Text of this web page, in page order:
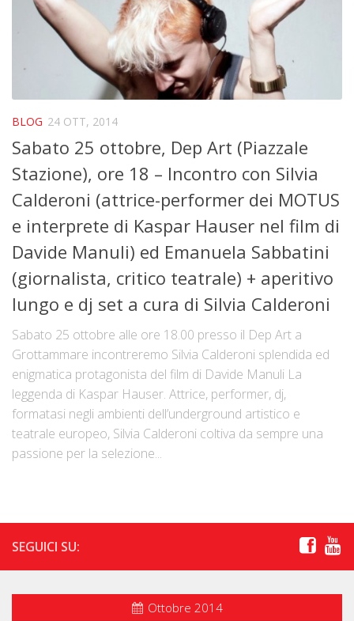
La storia
Rassegne
Collabora con noi
Contatti
Crowdfunding Dona Vedi Dici
BLOG 24 OTT, 2014
Sabato 25 ottobre, Dep Art (Piazzale
Stazione), ore 18 – Incontro con Silvia
Calderoni (attrice-performer dei MOTUS
e interprete di Kaspar Hauser nel film di
Davide Manuli) ed Emanuela Sabbatini
(giornalista, critico teatrale) + aperitivo
lungo e dj set a cura di Silvia Calderoni
Sabato 25 ottobre alle ore 18.00 presso il Dep Art a
Grottammare incontreremo Silvia Calderoni splendida ed
enigmatica protagonista del film di Davide Manuli La
leggenda di Kaspar Hauser. Attrice, performer, dj,
formatasi negli ambienti dell’underground artistico e
teatrale europeo, Silvia Calderoni coltiva da sempre una
passione per la selezione...
SEGUICI SU:
Ottobre 2014